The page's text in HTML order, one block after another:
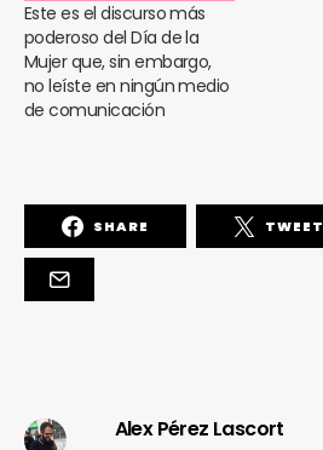
Este es el discurso más
poderoso del Día de la
Mujer que, sin embargo,
no leíste en ningún medio
de comunicación
SHARE TWEET
Alex Pérez Lascort